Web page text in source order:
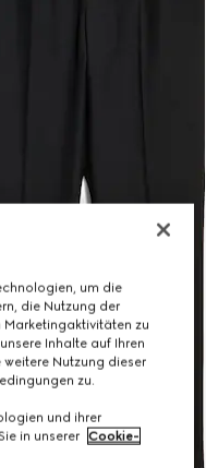
um die
die Nutzung der
Marketingaktivitäten zu
Inhalte auf Ihren
weitere Nutzung dieser
zu.
und ihrer
in unserer Cookie-